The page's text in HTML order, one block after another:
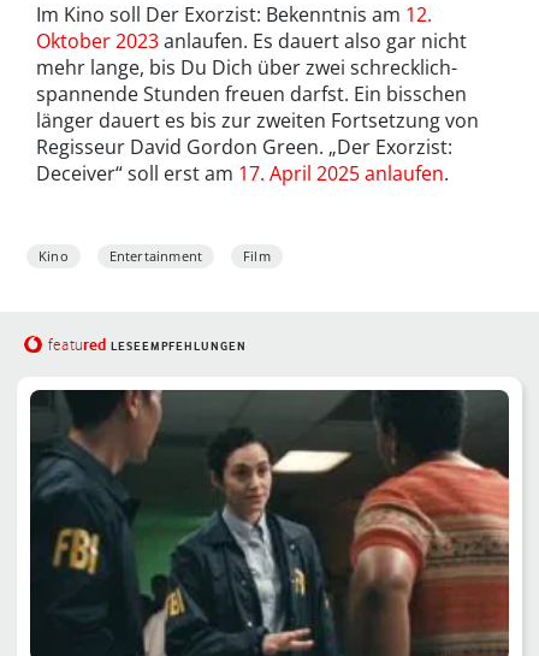
Im Kino soll Der Exorzist: Bekenntnis am 12.
Oktober 2023anlaufen. Es dauert also gar nicht
mehr lange, bis Du Dich über zwei schrecklich-
spannende Stunden freuen darfst. Ein bisschen
länger dauert es bis zur zweiten Fortsetzung von
Regisseur David Gordon Green. „Der Exorzist:
Deceiver“ soll erst am 17. April 2025 anlaufen.
Kino Entertainment Film
featured LESEEMPFEHLUNGEN